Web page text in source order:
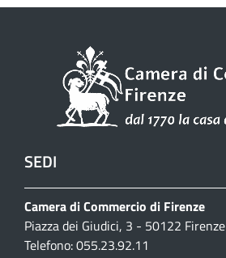
SEDI
Camera di Commercio di Firenze
Piazza dei Giudici, 3 - 50122 Firenze
Telefono: 055.23.92.11